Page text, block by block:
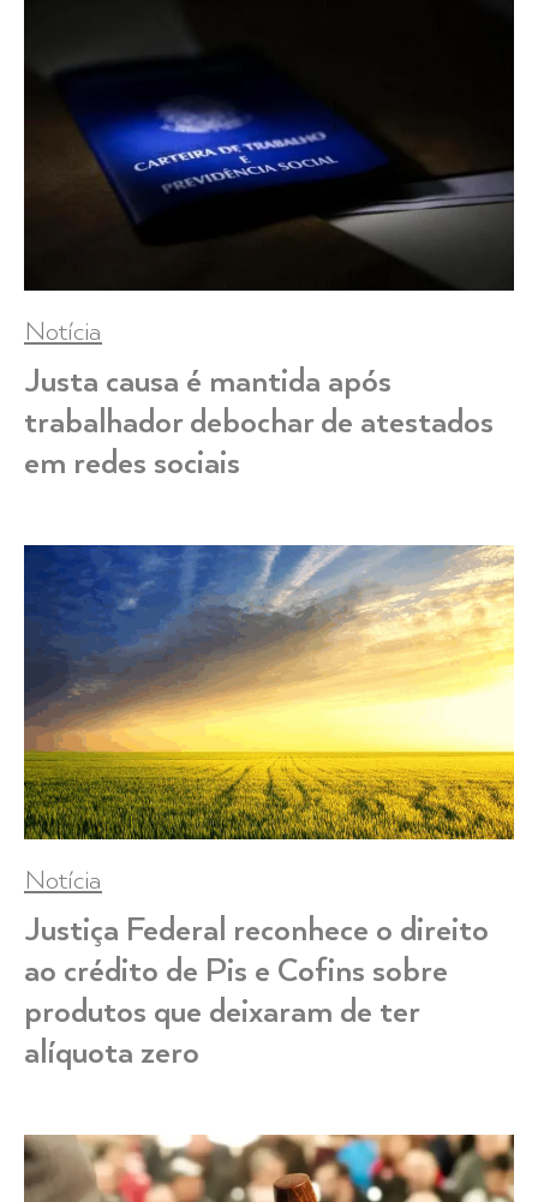
Notícia
Justa causa é mantida após
trabalhador debochar de atestados
em redes sociais
Notícia
Justiça Federal reconhece o direito
ao crédito de Pis e Cofins sobre
produtos que deixaram de ter
alíquota zero